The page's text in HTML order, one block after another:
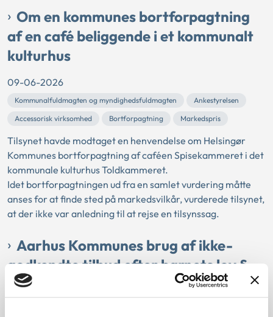
Om en kommunes bortforpagtning
af en café beliggende i et kommunalt
kulturhus
09-06-2026
Kommunalfuldmagten og myndighedsfuldmagten
Ankestyrelsen
Accessorisk virksomhed
Bortforpagtning Markedspris
Tilsynet havde modtaget en henvendelse om Helsingør
Kommunes bortforpagtning af caféen Spisekammeret i det
kommunale kulturhus Toldkammeret.
Idet bortforpagtningen ud fra en samlet vurdering måtte
anses for at finde sted på markedsvilkår, vurderede tilsynet,
at der ikke var anledning til at rejse en tilsynssag.
Aarhus Kommunes brug af ikke-
godkendte tilbud efter barnets lov §
12, stk. 3